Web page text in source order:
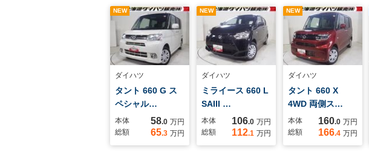
NEW
ダイハツ
タント 660 G ス
ペシャル…
本体 58.0 万円
総額
65.3 万円
NEW
ダイハツ
ミライース 660 L
SAIII …
本体 106.0 万円
総額
112.1 万円
NEW
ダイハツ
タント 660 X
4WD 両側ス…
本体 160.0 万円
総額
166.4 万円